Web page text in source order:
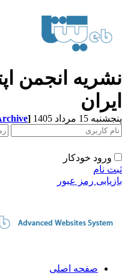
انجمن
15 مرداد 1405 [Archive]
ورود خودکار
نام
رمز عبور
صفحه اصلی